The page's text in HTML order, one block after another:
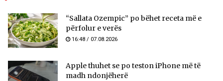
“Sallata Ozempic” po bëhet receta më e
përfolur e verës
16:48 / 07.08.2026
Apple thuhet se po teston iPhone më të
madh ndonjëherë